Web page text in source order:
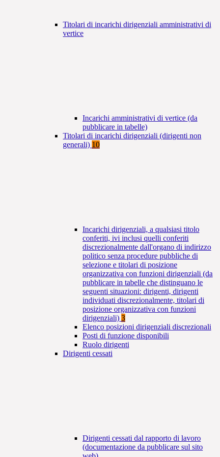
Titolari di incarichi dirigenziali amministrativi di
vertice
Incarichi amministrativi di vertice (da
pubblicare in tabelle)
Titolari di incarichi dirigenziali (dirigenti non
generali) 10
Incarichi dirigenziali, a qualsiasi titolo
conferiti, ivi inclusi quelli conferiti
discrezionalmente dall'organo di indirizzo
politico senza procedure pubbliche di
selezione e titolari di posizione
organizzativa con funzioni dirigenziali (da
pubblicare in tabelle che distinguano le
seguenti situazioni: dirigenti, dirigenti
individuati discrezionalmente, titolari di
posizione organizzativa con funzioni
dirigenziali) 3
Elenco posizioni dirigenziali discrezionali
Posti di funzione disponibili
Ruolo dirigenti
Dirigenti cessati
Dirigenti cessati dal rapporto di lavoro
(documentazione da pubblicare sul sito